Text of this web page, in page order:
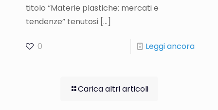
titolo “Materie plastiche: mercati e
tendenze” tenutosi […]
0 Leggi ancora
Carica altri articoli